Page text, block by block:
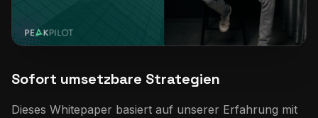
Sofort umsetzbare Strategien
Dieses Whitepaper basiert auf unserer Erfahrung mit